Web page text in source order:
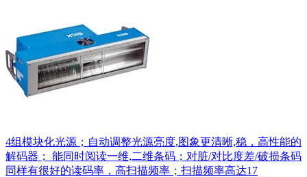
4组模块化光源；自动调整光源亮度,图象更清晰,稳，高性能的
解码器； 能同时阅读一维,二维条码；对脏/对比度差/破损条码
同样有很好的读码率，高扫描频率；扫描频率高达17